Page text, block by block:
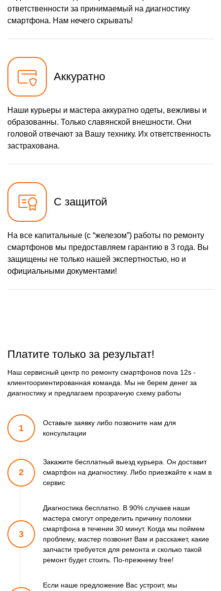
ответственности за принимаемый на диагностику
смартфона. Нам нечего скрывать!
Аккуратно
Наши курьеры и мастера аккуратно одеты, вежливы и
образованны. Только славянской внешности. Они
головой отвечают за Вашу технику. Их ответственность
застрахована.
С защитой
На все капитальные (с “железом”) работы по ремонту
смартфонов мы предоставляем гарантию в 3 года. Вы
защищены не только нашей экспертностью, но и
официальными документами!
Платите только за результат!
Наш сервисный центр по ремонту смартфонов nova 12s -
клиентоориентированная команда. Мы не берем денег за
диагностику и предлагаем прозрачную схему работы
1
Оставьте заявку либо позвоните нам для
консультации
2
Закажите бесплатный выезд курьера. Он доставит
смартфон на диагностику. Либо приезжайте к нам в
сервис
3
Диагностика бесплатно. В 90% случаев наши
мастера смогутопределить причину поломки
смартфона в течении 30 минут. Когда мы поймем
проблему, мастер позвонит Вам и расскажет, какие
запчасти требуется для ремонта и сколько такой
ремонтбудет стоить. По-прежнему free!
Если наше предложение Вас устроит, мы